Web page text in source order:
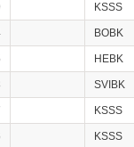
KSSS
BOBK
HEBK
SVIBK
KSSS
KSSS